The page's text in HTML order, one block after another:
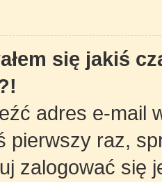
się jakiś
adres e-mail
pierwszy raz,
zalogować się